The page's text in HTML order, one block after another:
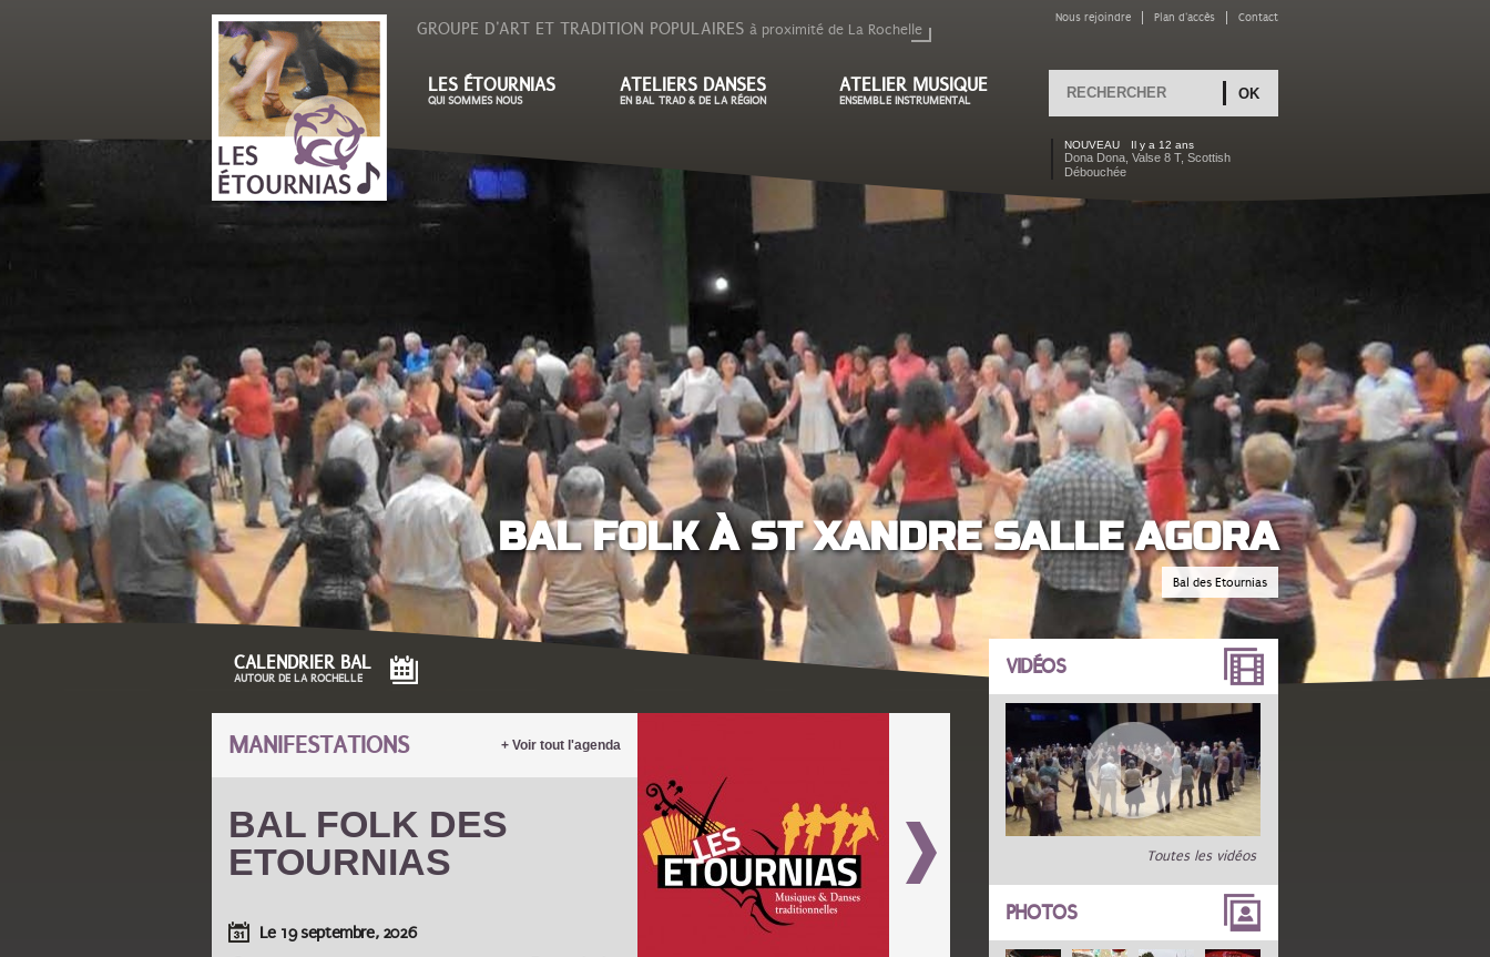
GROUPE D'ART ET TRADITION POPULAIRES à proximité de La Rochelle
LES ÉTOURNIAS
QUI SOMMES NOUS
ATELIERS DANSES
EN BAL TRAD & DE LA RÉGION
ATELIER MUSIQUE
ENSEMBLE INSTRUMENTAL
Nous rejoindre Plan d'accès Contact
FORMULAIRE DE
RECHERCHE
CALENDRIER BAL
AUTOUR DE LA ROCHELLE
NOUVEAU Il y a 12 ans
Dona Dona, Valse 8 T, Scottish
Débouchée
BAL FOLK À ST XANDRE SALLE AGORA
Bal des Etournias
MANIFESTATIONS + Voir tout l'agenda
BAL FOLK DES
ETOURNIAS
Le 19 septembre, 2026
VIDÉOS
Toutes les vidéos
PHOTOS